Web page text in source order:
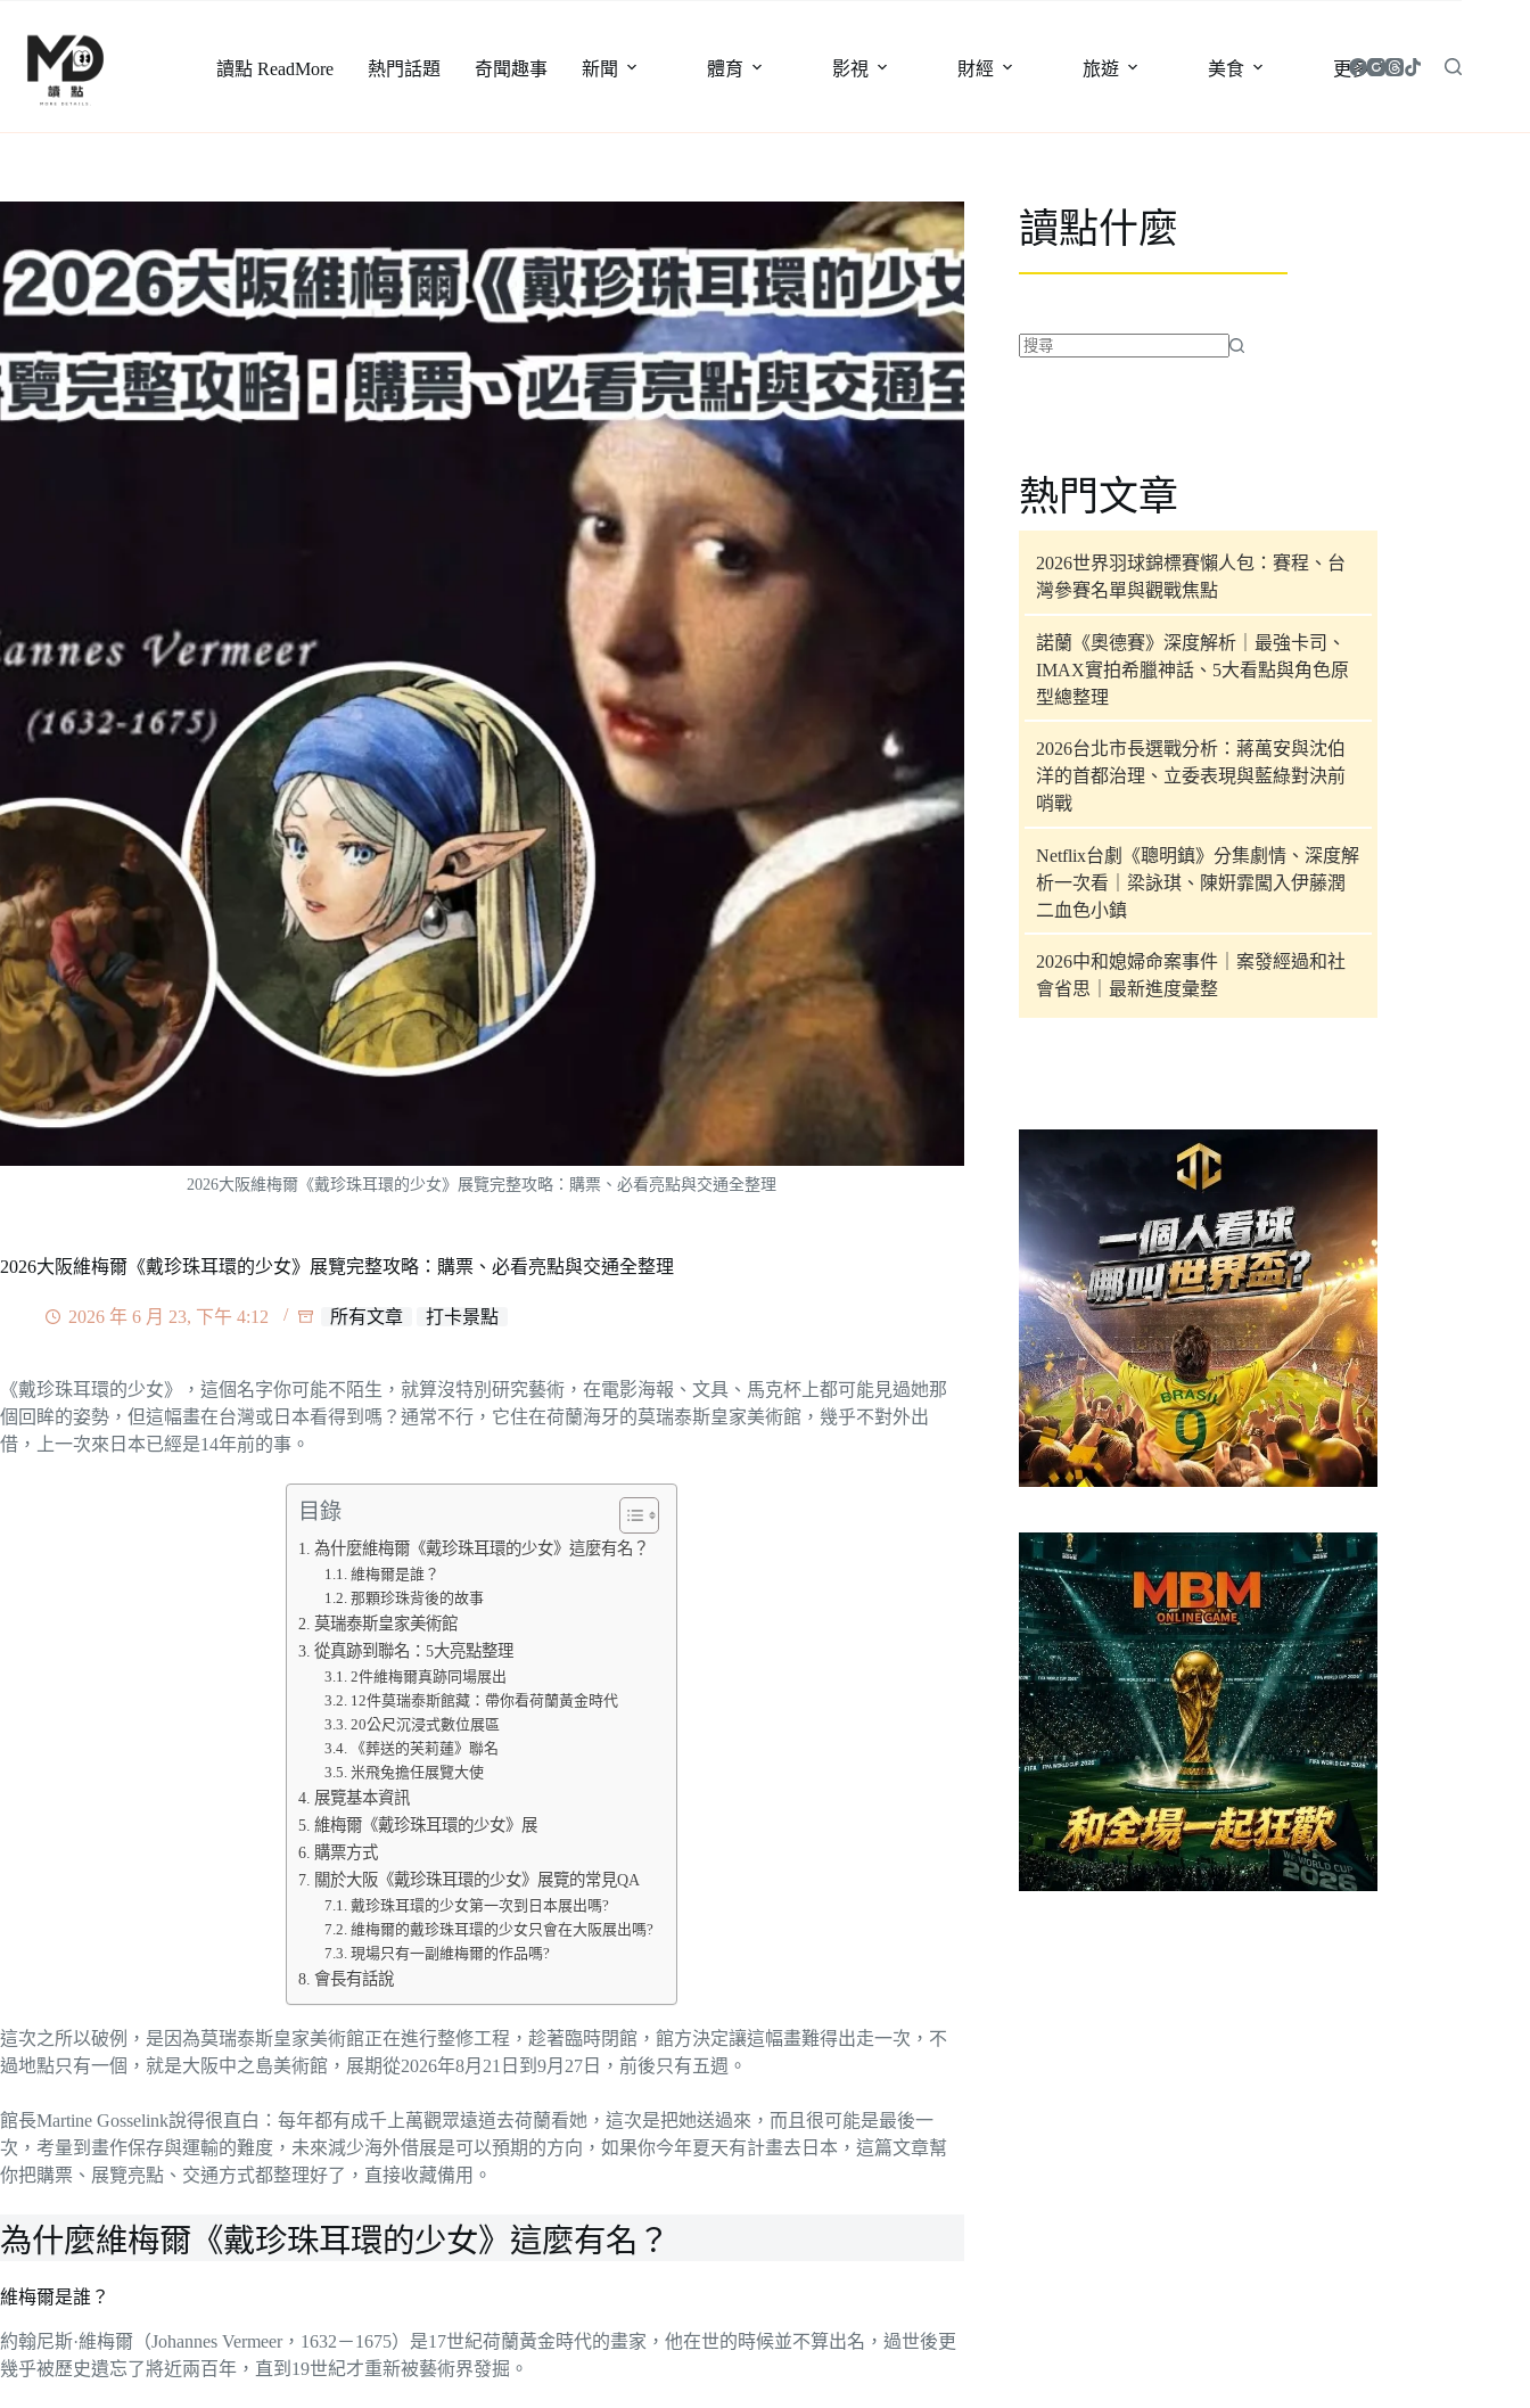
讀點 ReadMore 熱門話題 奇聞趣事 新聞 體育 影視 財經 旅遊 美食 更多
2026大阪維梅爾《戴珍珠耳環的少女》展覽完整攻略：購票、必看亮點與交通全整理
2026大阪維梅爾《戴珍珠耳環的少女》展覽完整攻略：購票、必看亮點與交通全整理
2026 年 6 月 23, 下午 4:12 所有文章 打卡景點
《戴珍珠耳環的少女》，這個名字你可能不陌生，就算沒特別研究藝術，在電影海報、文具、馬克杯上都可能見過她那
個回眸的姿勢，但這幅畫在台灣或日本看得到嗎？通常不行，它住在荷蘭海牙的莫瑞泰斯皇家美術館，幾乎不對外出
借，上一次來日本已經是14年前的事。
目錄
為什麼維梅爾《戴珍珠耳環的少女》這麼有名？
維梅爾是誰？
那顆珍珠背後的故事
莫瑞泰斯皇家美術館
從真跡到聯名：5大亮點整理
2件維梅爾真跡同場展出
12件莫瑞泰斯館藏：帶你看荷蘭黃金時代
20公尺沉浸式數位展區
《葬送的芙莉蓮》聯名
米飛兔擔任展覽大使
展覽基本資訊
維梅爾《戴珍珠耳環的少女》展
購票方式
關於大阪《戴珍珠耳環的少女》展覽的常見QA
戴珍珠耳環的少女第一次到日本展出嗎?
維梅爾的戴珍珠耳環的少女只會在大阪展出嗎?
現場只有一副維梅爾的作品嗎?
會長有話說
這次之所以破例，是因為莫瑞泰斯皇家美術館正在進行整修工程，趁著臨時閉館，館方決定讓這幅畫難得出走一次，不
過地點只有一個，就是大阪中之島美術館，展期從2026年8月21日到9月27日，前後只有五週。
館長Martine Gosselink說得很直白：每年都有成千上萬觀眾遠道去荷蘭看她，這次是把她送過來，而且很可能是最後一
次，考量到畫作保存與運輸的難度，未來減少海外借展是可以預期的方向，如果你今年夏天有計畫去日本，這篇文章幫
你把購票、展覽亮點、交通方式都整理好了，直接收藏備用。
為什麼維梅爾《戴珍珠耳環的少女》這麼有名？
維梅爾是誰？
約翰尼斯·維梅爾（Johannes Vermeer，1632－1675）是17世紀荷蘭黃金時代的畫家，他在世的時候並不算出名，過世後更
幾乎被歷史遺忘了將近兩百年，直到19世紀才重新被藝術界發掘。
讀點什麼
合
條
件
果
熱門文章
2026世界羽球錦標賽懶人包：賽程、台
灣參賽名單與觀戰焦點
諾蘭《奧德賽》深度解析｜最強卡司、
IMAX實拍希臘神話、5大看點與角色原
型總整理
2026台北市長選戰分析：蔣萬安與沈伯
洋的首都治理、立委表現與藍綠對決前
哨戰
Netflix台劇《聰明鎮》分集劇情、深度解
析一次看｜梁詠琪、陳姸霏闖入伊藤潤
二血色小鎮
2026中和媳婦命案事件｜案發經過和社
會省思｜最新進度彙整